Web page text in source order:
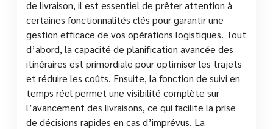
de livraison, il est essentiel de prêter attention à
certaines fonctionnalités clés pour garantir une
gestion efficace de vos opérations logistiques. Tout
d’abord, la capacité de planification avancée des
itinéraires est primordiale pour optimiser les trajets
et réduire les coûts. Ensuite, la fonction de suivi en
temps réel permet une visibilité complète sur
l’avancement des livraisons, ce qui facilite la prise
de décisions rapides en cas d’imprévus. La